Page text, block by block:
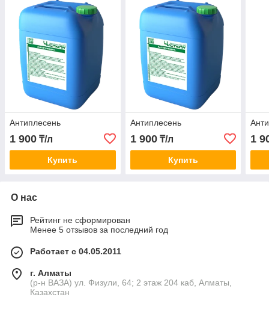
Антиплесень
1 900 ₸/л
Купить
Антиплесень
1 900₸/л
Купить
1
О нас
Рейтинг не сформирован
Менее 5 отзывов за последний год
Работает с 04.05.2011
г. Алматы
(р-н ВАЗА) ул. Физули, 64; 2 этаж 204 каб, Алматы,
Казахстан